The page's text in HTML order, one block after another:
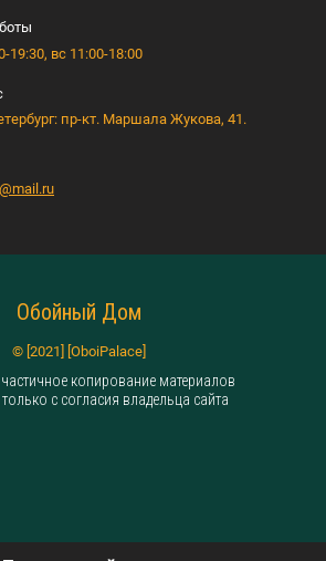
19:30, вс 11:00-18:00
пр-кт. Маршала Жукова, 41.
Обойный Дом
© [2021] [OboiPalace]
копирование материалов
с согласия владельца сайта